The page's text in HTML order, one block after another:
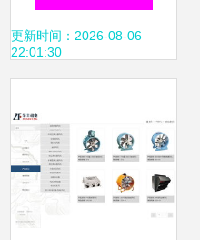
更新时间：2026-08-06
22:01:30